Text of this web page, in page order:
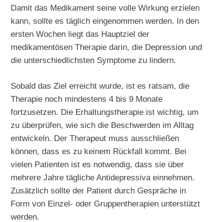
Damit das Medikament seine volle Wirkung erzielen
kann, sollte es täglich eingenommen werden. In den
ersten Wochen liegt das Hauptziel der
medikamentösen Therapie darin, die Depression und
die unterschiedlichsten Symptome zu lindern.
Sobald das Ziel erreicht wurde, ist es ratsam, die
Therapie noch mindestens 4 bis 9 Monate
fortzusetzen. Die Erhaltungstherapie ist wichtig, um
zu überprüfen, wie sich die Beschwerden im Alltag
entwickeln. Der Therapeut muss ausschließen
können, dass es zu keinem Rückfall kommt. Bei
vielen Patienten ist es notwendig, dass sie über
mehrere Jahre tägliche Antidepressiva einnehmen.
Zusätzlich sollte der Patient durch Gespräche in
Form von Einzel- oder Gruppentherapien unterstützt
werden.